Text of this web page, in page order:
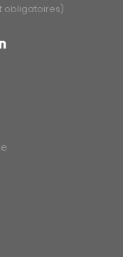
obligatoires)